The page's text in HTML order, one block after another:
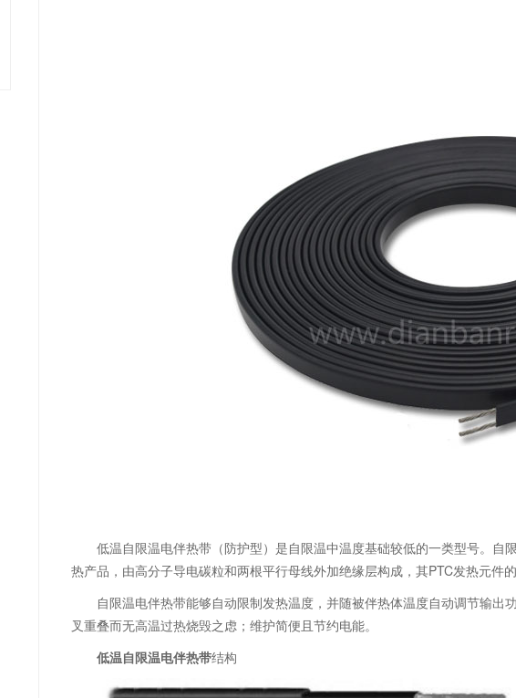
低温自限温电伴热带（防护型）是自限温中温度基础较低的一类型号。
热产品，由高分子导电碳粒和两根平行母线外加绝缘层构成，其PTC发热元件
自限温电伴热带能够自动限制发热温度，并随被伴热体温度自动调节输
叉重叠而无高温过热烧毁之虑；维护简便且节约电能。
低温自限温电伴热带结构